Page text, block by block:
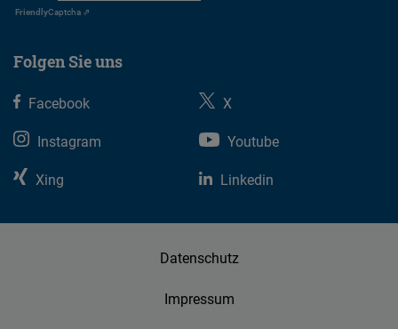
FriendlyCaptcha ⇗
Folgen Sie uns
Facebook
X
Instagram
Youtube
Xing
Linkedin
Datenschutz
Impressum